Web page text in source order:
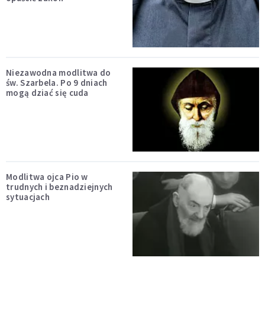
Niezawodna modlitwa do
św. Szarbela. Po 9 dniach
mogą dziać się cuda
Modlitwa ojca Pio w
trudnych i beznadziejnych
sytuacjach